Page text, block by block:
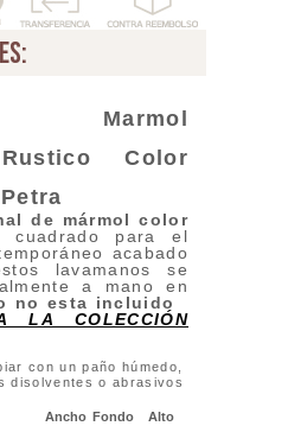
Marmol
Color
de mármol color
cuadrado para el
acabado
lavamanos se
a mano en
no esta incluido
LA COLECCIÓN
con un paño húmedo,
disolventes o abrasivos
Ancho Fondo Alto